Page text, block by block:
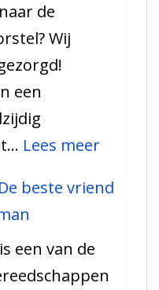
de
Wij
een
Lees meer:
wat
weten
beste vriend
een van de